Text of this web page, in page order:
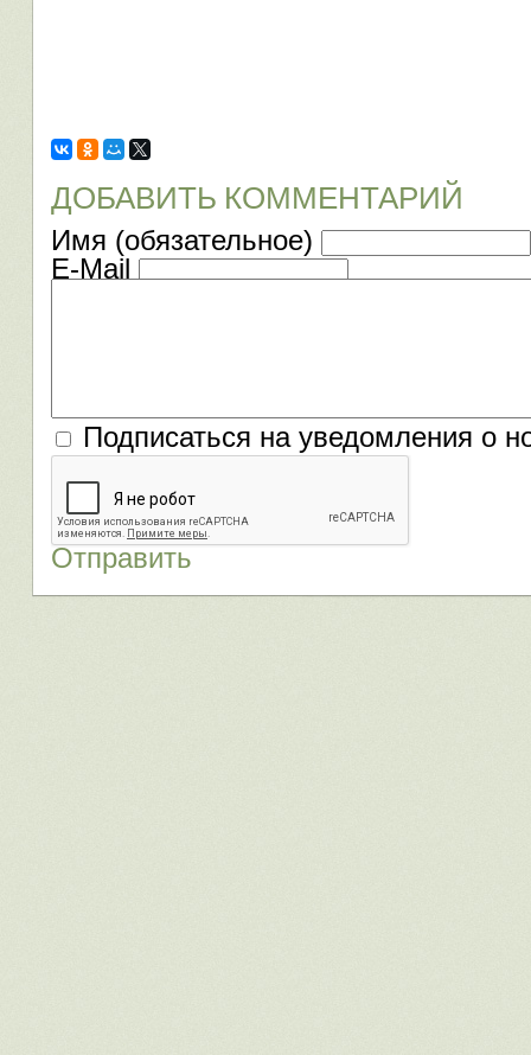
ДОБАВИТЬ КОММЕНТАРИЙ
Имя (обязательное)
E-Mail
Подписаться на уведомления о
Отправить